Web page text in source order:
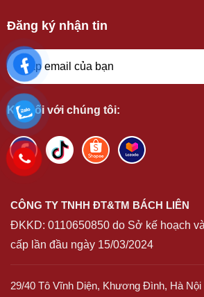
Đăng ký nhận tin
Kết nối với chúng tôi:
CÔNG TY TNHH ĐT&TM BÁCH LIÊN
ĐKKD: 0110650850 do Sở kế hoạch
cấp lần đầu ngày 15/03/2024
29/40 Tô Vĩnh Diện, Khương Đình, Hà Nội